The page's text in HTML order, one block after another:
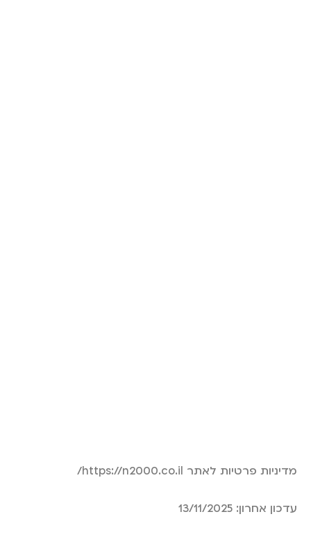
מדיניות פרטיות לאתר https://n2000.co.il/
עדכון אחרון: 13/11/2025